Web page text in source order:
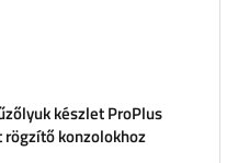
készlet ProPlus
konzolokhoz